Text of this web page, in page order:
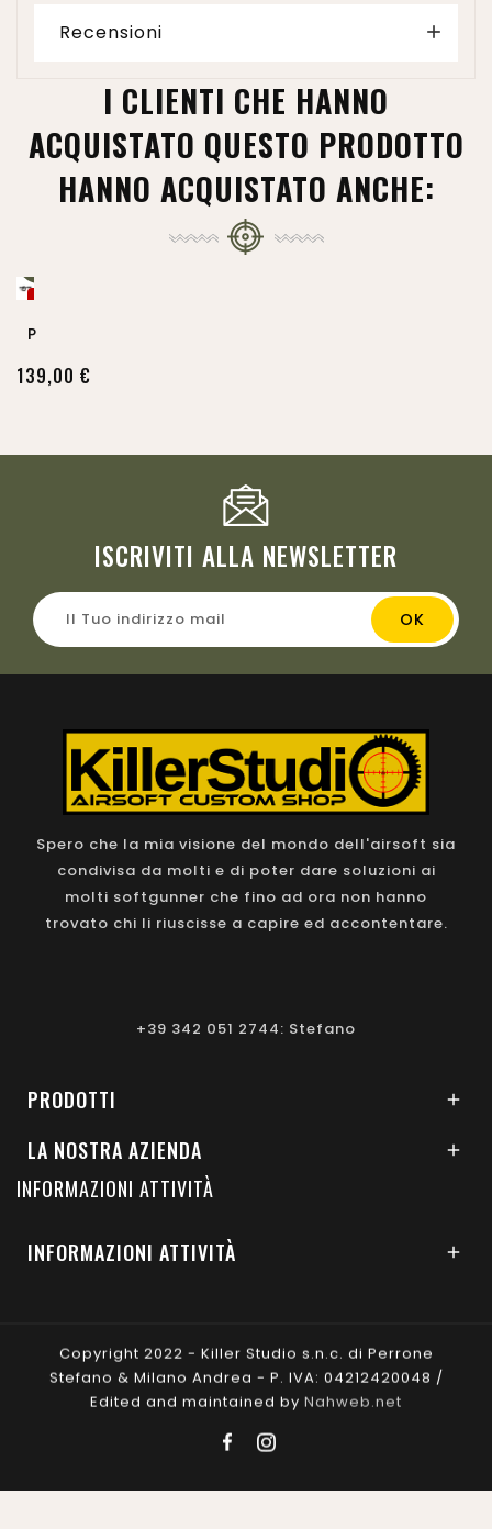
Recensioni
I CLIENTI CHE HANNO
ACQUISTATO QUESTO PRODOTTO
HANNO ACQUISTATO ANCHE:
PSO-1 4x24 Replica Scope Jj...
139,00 €
ISCRIVITI ALLA NEWSLETTER
Spero che la mia visione del mondo dell'airsoft sia
condivisa da molti e di poter dare soluzioni ai
molti softgunner che fino ad ora non hanno
trovato chi li riuscisse a capire ed accontentare.
+39 342 051 2744: Stefano
PRODOTTI 
LA NOSTRA AZIENDA 
INFORMAZIONI ATTIVITÀ
INFORMAZIONI ATTIVITÀ 
Copyright 2022 - Killer Studio s.n.c. di Perrone
Stefano & Milano Andrea - P. IVA: 04212420048 /
Edited and maintained by Nahweb.net